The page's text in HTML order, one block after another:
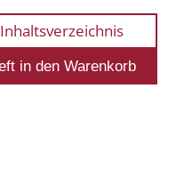
Inhaltsverzeichnis